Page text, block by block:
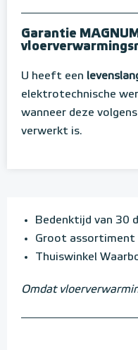
Garantie
U heeft een
elektrotechnische
wanneer deze
verwerkt is.
Bedenktijd van 30
Groot assortiment
Thuiswinkel
Omdat